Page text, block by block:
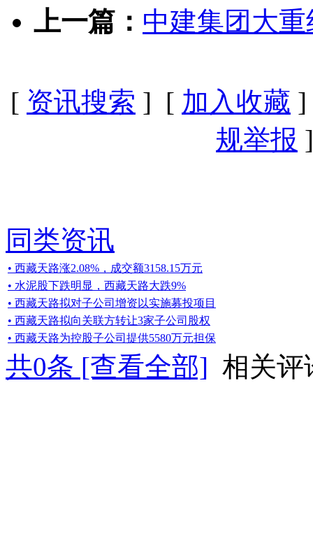
上一篇： 中建集团大
[ 资讯搜索 ] [ 加入收藏
规举报
同类资讯
• 西藏天路涨2.08%，成交额3158.15万元
• 水泥股下跌明显，西藏天路大跌9%
• 西藏天路拟对子公司增资以实施募投项目
• 西藏天路拟向关联方转让3家子公司股权
• 西藏天路为控股子公司提供5580万元担保
共0条 [查看全部] 相关评